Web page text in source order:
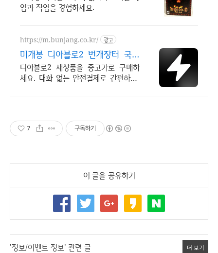
임과 작업을 경험하세요.
https://m.bunjang.co.kr/ 광고
미개봉 디아블로2 번개장터 국내
최대 브랜드 중고거래
디아블로2 새상품을 중고가로 구매하
세요. 대화 없는 안전결제로 간편하게!
7 구독하기
이 글을 공유하기
'정보/이벤트 정보' 관련 글 더 보기